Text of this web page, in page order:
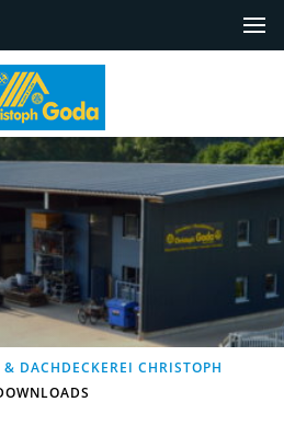
DACHDECKEREI CHRISTOPH